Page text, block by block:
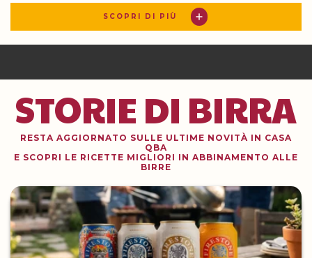
SCOPRI DI PIÙ
STORIE DI BIRRA
RESTA AGGIORNATO SULLE ULTIME NOVITÀ IN CASA
QBA
E SCOPRI LE RICETTE MIGLIORI IN ABBINAMENTO ALLE
BIRRE